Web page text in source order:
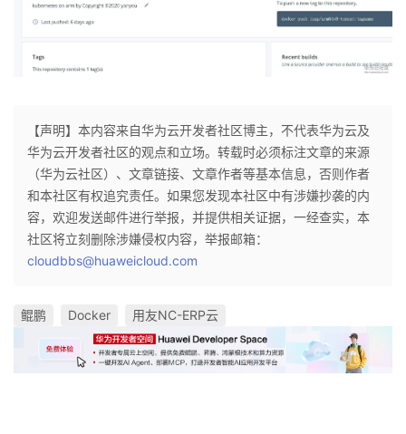
【声明】本内容来自华为云开发者社区博主，不代表华为云及
华为云开发者社区的观点和立场。转载时必须标注文章的来源
（华为云社区）、文章链接、文章作者等基本信息，否则作者
和本社区有权追究责任。如果您发现本社区中有涉嫌抄袭的内
容，欢迎发送邮件进行举报，并提供相关证据，一经查实，本
社区将立刻删除涉嫌侵权内容，举报邮箱：
cloudbbs@huaweicloud.com
鲲鹏 Docker 用友NC-ERP云